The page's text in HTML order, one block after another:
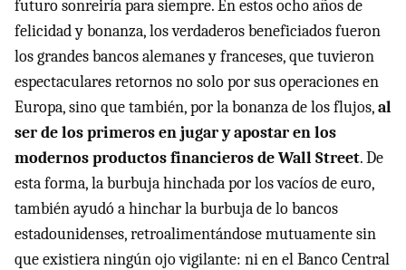
futuro sonreiría para siempre. En estos ocho años de
felicidad y bonanza, los verdaderos beneficiados fueron
los grandes bancos alemanes y franceses, que tuvieron
espectaculares retornos no solo por sus operaciones en
Europa, sino que también, por la bonanza de los flujos,al
ser de los primeros en jugar y apostar en los
modernos productos financieros de Wall Street. De
esta forma, la burbuja hinchada por los vacíos de euro,
también ayudó a hinchar la burbuja de lo bancos
estadounidenses, retroalimentándose mutuamente sin
que existiera ningún ojo vigilante: ni en el Banco Central